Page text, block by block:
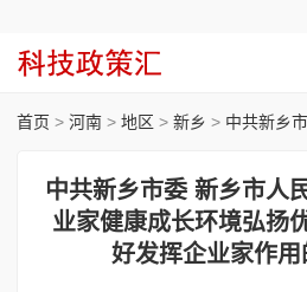
首页 > 河南 > 地区 > 新乡 > 中共新乡市委 新乡市人民政府 关
中共新乡市委 新乡市人
业家健康成长环境弘扬
好发挥企业家作